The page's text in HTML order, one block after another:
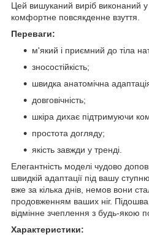
Цей вишуканий виріб виконаний
комфортне повсякденне взуття.
Переваги:
м'який і приємний до тіла
зносостійкість;
швидка анатомічна
довговічність;
шкіра дихає підтримуючи
простота догляду;
якість завжди у тренді.
Елегантність моделі чудово
швидкій адаптації під вашу
вже за кілька днів, немов вони
продовженням ваших ніг. Підошва
відмінне зчеплення з будь-якою
Характеристики: